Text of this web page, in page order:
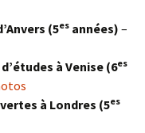
(5es années) –
à Venise (6es
à Londres (5es